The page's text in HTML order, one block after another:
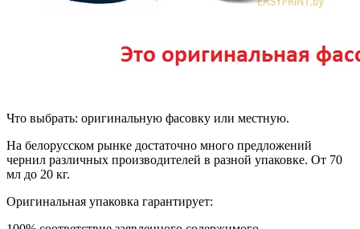
Что выбрать: оригинальную фасовку или местную.
На белорусском рынке достаточно много предложений
чернил различных производителей в разной упаковке. От 70
мл до 20 кг.
Оригинальная упаковка гарантирует: